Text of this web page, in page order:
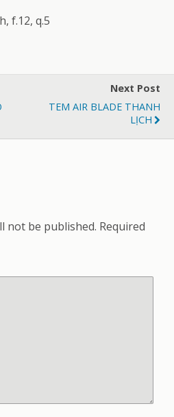
f.12, q.5
Next Post
TEM AIR BLADE THANH
LỊCH
not be published. Required